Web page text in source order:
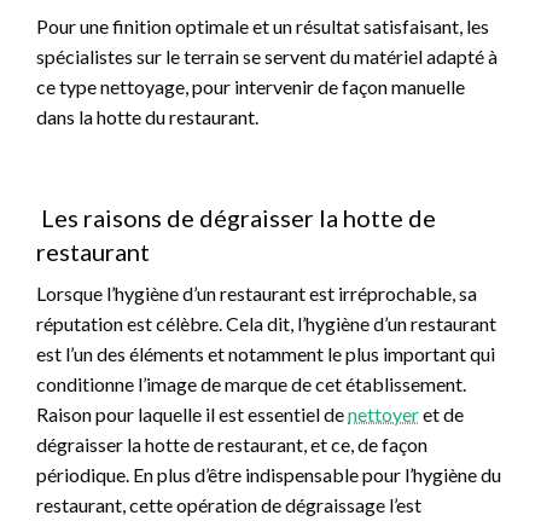
Pour une finition optimale et un résultat satisfaisant, les
spécialistes sur le terrain se servent du matériel adapté à
ce type nettoyage, pour intervenir de façon manuelle
dans la hotte du restaurant.
Les raisons de dégraisser la hotte de
restaurant
Lorsque l’hygiène d’un restaurant est irréprochable, sa
réputation est célèbre. Cela dit, l’hygiène d’un restaurant
est l’un des éléments et notamment le plus important qui
conditionne l’image de marque de cet établissement.
Raison pour laquelle il est essentiel denettoyeret de
dégraisser la hotte de restaurant, et ce, de façon
périodique. En plus d’être indispensable pour l’hygiène du
restaurant, cette opération de dégraissage l’est